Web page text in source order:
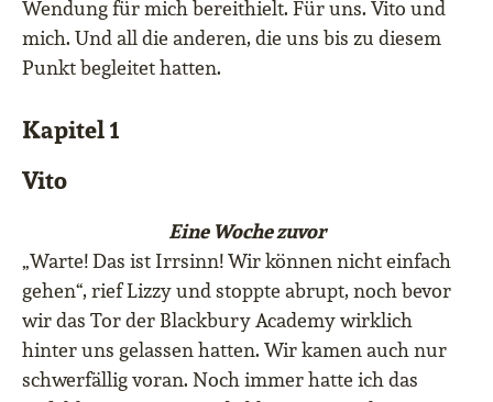
Wendung für mich bereithielt. Für uns. Vito und
mich. Und all die anderen, die uns bis zu diesem
Punkt begleitet hatten.
Kapitel 1
Vito
Eine Woche zuvor
„Warte! Das ist Irrsinn! Wir können nicht einfach
gehen“, rief Lizzy und stoppte abrupt, noch bevor
wir das Tor der Blackbury Academy wirklich
hinter uns gelassen hatten. Wir kamen auch nur
schwerfällig voran. Noch immer hatte ich das